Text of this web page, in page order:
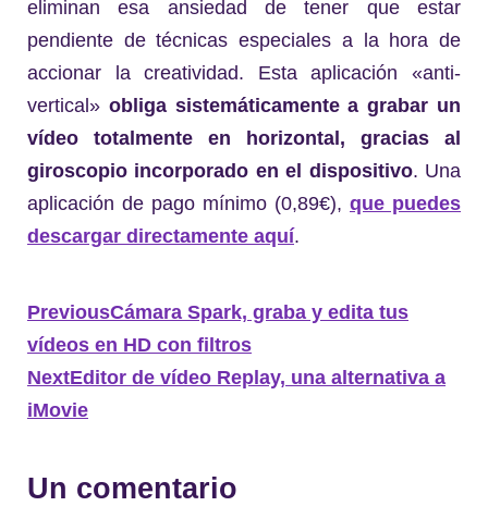
eliminan esa ansiedad de tener que estar
pendiente de técnicas especiales a la hora de
accionar la creatividad. Esta aplicación «anti-
vertical» obliga sistemáticamente a grabar un
vídeo totalmente en horizontal, gracias al
giroscopio incorporado en el dispositivo. Una
aplicación de pago mínimo (0,89€), que puedes
descargar directamente aquí.
PreviousCámara Spark, graba y edita tus
vídeos en HD con filtros
NextEditor de vídeo Replay, una alternativa a
iMovie
Un comentario